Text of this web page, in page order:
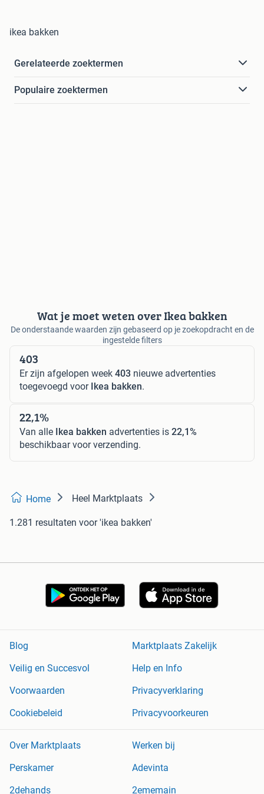
ikea bakken
Gerelateerde zoektermen
Populaire zoektermen
Wat je moet weten over Ikea bakken
De onderstaande waarden zijn gebaseerd op je zoekopdracht en de
ingestelde filters
403
Er zijn afgelopen week 403 nieuwe advertenties
toegevoegd voor Ikea bakken.
22,1%
Van alle Ikea bakken advertenties is 22,1%
beschikbaar voor verzending.
Home Heel Marktplaats
1.281 resultaten voor 'ikea bakken'
Blog
Marktplaats Zakelijk
Veilig en Succesvol
Help en Info
Voorwaarden
Privacyverklaring
Cookiebeleid
Privacyvoorkeuren
Over Marktplaats
Werken bij
Perskamer
Adevinta
2dehands
2ememain